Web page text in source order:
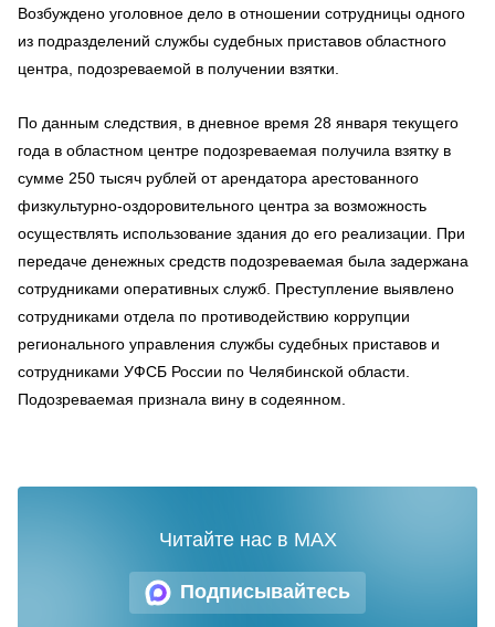
Возбуждено уголовное дело в отношении сотрудницы одного
из подразделений службы судебных приставов областного
центра, подозреваемой в получении взятки.
По данным следствия, в дневное время 28 января текущего
года в областном центре подозреваемая получила взятку в
сумме 250 тысяч рублей от арендатора арестованного
физкультурно-оздоровительного центра за возможность
осуществлять использование здания до его реализации. При
передаче денежных средств подозреваемая была задержана
сотрудниками оперативных служб. Преступление выявлено
сотрудниками отдела по противодействию коррупции
регионального управления службы судебных приставов и
сотрудниками УФСБ России по Челябинской области.
Подозреваемая признала вину в содеянном.
Подписывайтесь
Читайте нас в MAX